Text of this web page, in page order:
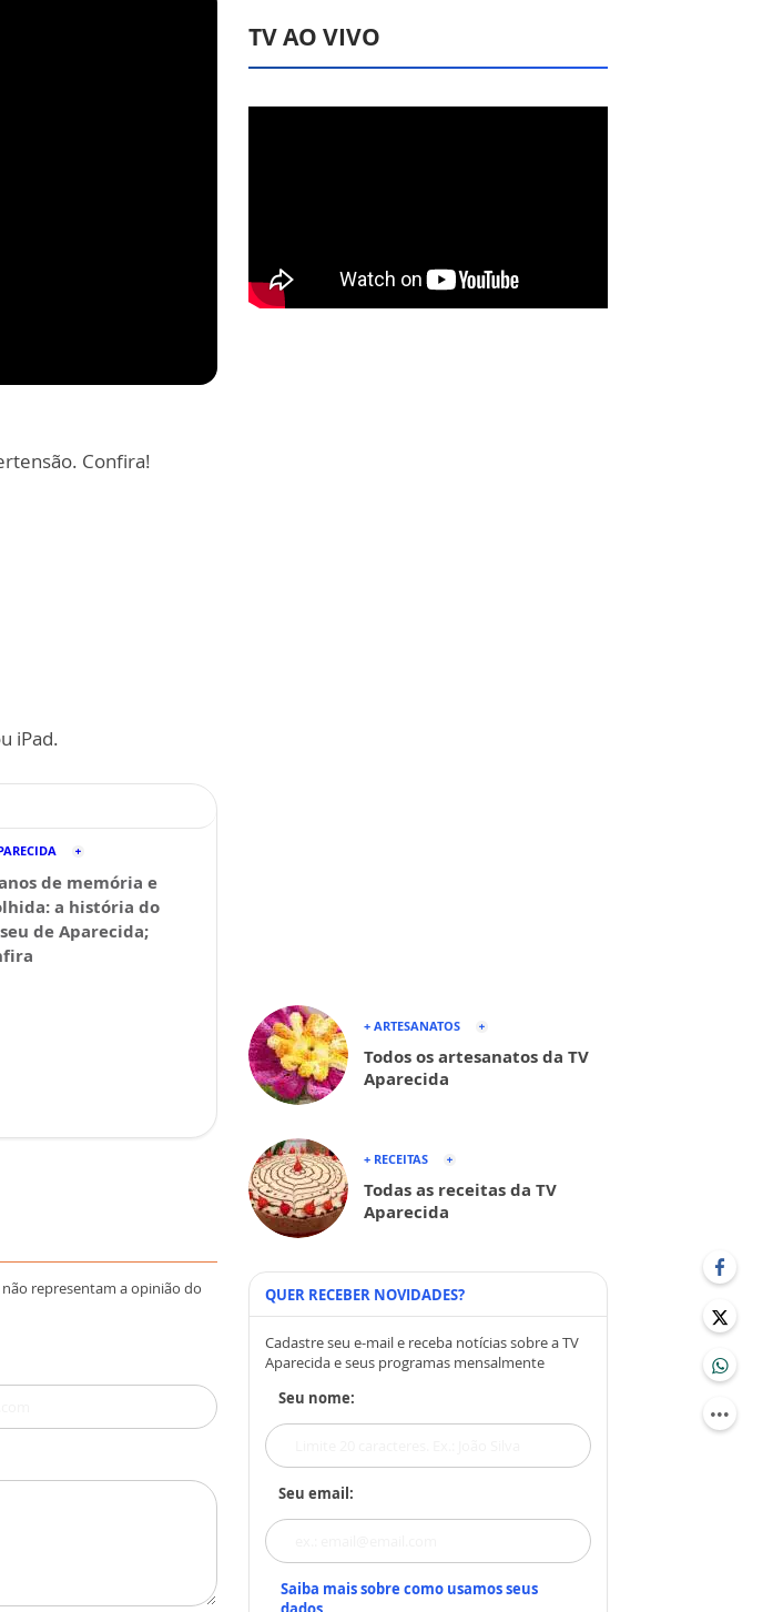
Confira!
iPad.
de memória e
a história do
de Aparecida;
representam a opinião do
TV AO VIVO
+ ARTESANATOS
Todos os artesanatos da TV
Aparecida
+ RECEITAS
Todas as receitas da TV
Aparecida
QUER RECEBER NOVIDADES?
Cadastre seu e-mail e receba notícias sobre a TV
Aparecida e seus programas mensalmente
Seu nome:
Seu email:
Saiba mais sobre como usamos seus